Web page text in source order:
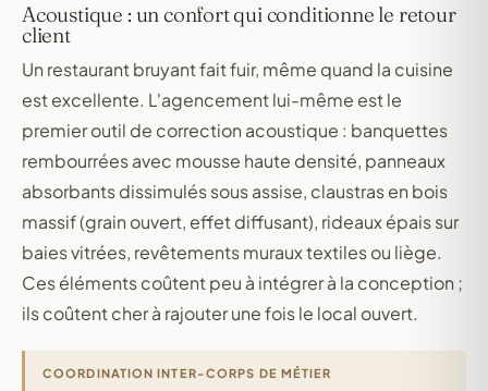
Acoustique : un confort qui conditionne le retour
client
Un restaurant bruyant fait fuir, même quand la cuisine
est excellente. L'agencement lui-même est le
premier outil de correction acoustique : banquettes
rembourrées avec mousse haute densité, panneaux
absorbants dissimulés sous assise, claustras en bois
massif (grain ouvert, effet diffusant), rideaux épais sur
baies vitrées, revêtements muraux textiles ou liège.
Ces éléments coûtent peu à intégrer à la conception ;
ils coûtent cher à rajouter une fois le local ouvert.
COORDINATION INTER-CORPS DE MÉTIER